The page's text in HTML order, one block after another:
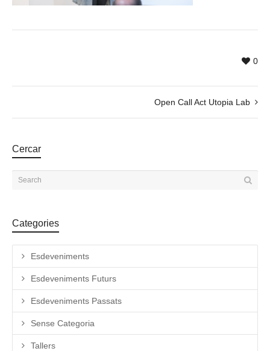
0
Open Call Act Utopia Lab
Cercar
Categories
Esdeveniments
Esdeveniments Futurs
Esdeveniments Passats
Sense Categoria
Tallers